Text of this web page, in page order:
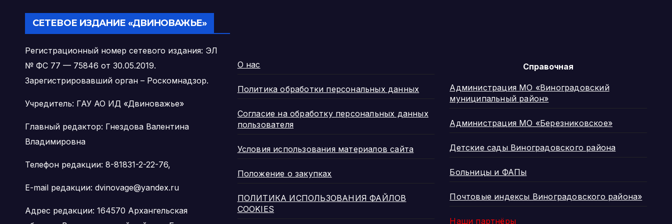
СЕТЕВОЕ ИЗДАНИЕ «ДВИНОВАЖЬЕ»
Регистрационный номер сетевого издания: ЭЛ
№ ФС 77 — 75846 от 30.05.2019.
Зарегистрировавший орган – Роскомнадзор.
Учредитель: ГАУ АО ИД «Двиноважье»
Главный редактор: Гнездова Валентина
Владимировна
Телефон редакции: 8-81831-2-22-76,
E-mail редакции: dvinovage@yandex.ru
Адрес редакции: 164570 Архангельская
О нас
Политика обработки персональных данных
Согласие на обработку персональных данных
пользователя
Условия использования материалов сайта
Положение о закупках
ПОЛИТИКА ИСПОЛЬЗОВАНИЯ ФАЙЛОВ
COOKIES
Справочная
Администрация МО «Виноградовский
муниципальный район»
Администрация МО «Березниковское»
Детские сады Виноградовского района
Больницы и ФАПы
Почтовые индексы Виноградовского района»
Наши партнёры